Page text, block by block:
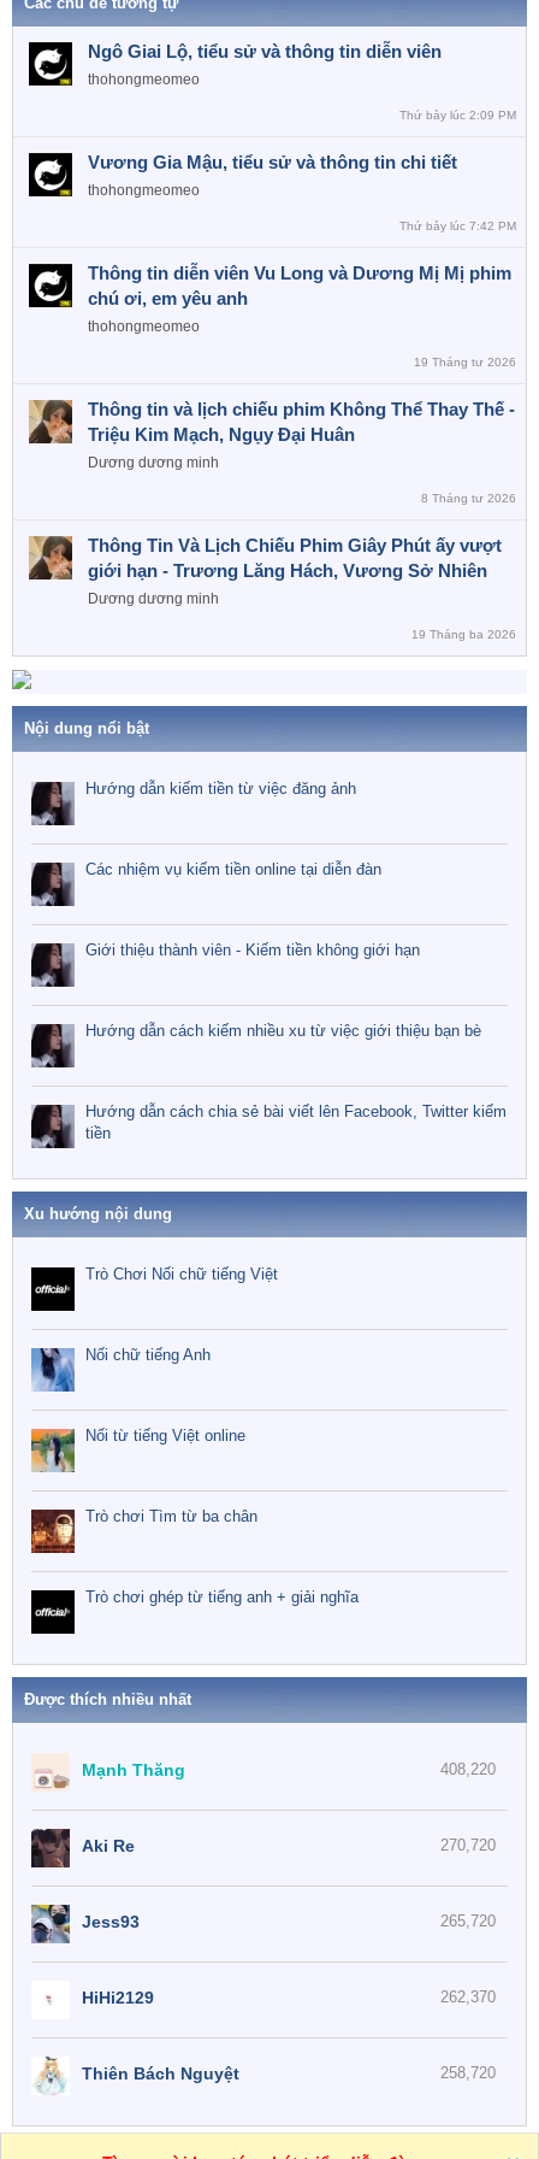
Ngô Giai Lộ, tiểu sử và thông tin diễn viên
thohongmeomeo
Thứ bảy lúc 2:09 PM
Vương Gia Mậu, tiểu sử và thông tin chi tiết
thohongmeomeo
Thứ bảy lúc 7:42 PM
Thông tin diễn viên Vu Long và Dương Mị Mị phim
chú ơi, em yêu anh
thohongmeomeo
19 Tháng tư 2026
Thông tin và lịch chiếu phim Không Thể Thay Thế -
Triệu Kim Mạch, Ngụy Đại Huân
Dương dương minh
8 Tháng tư 2026
Thông Tin Và Lịch Chiếu Phim Giây Phút ấy vượt
giới hạn - Trương Lăng Hách, Vương Sở Nhiên
Dương dương minh
19 Tháng ba 2026
Nội dung nổi bật
Hướng dẫn kiếm tiền từ việc đăng ảnh
Các nhiệm vụ kiếm tiền online tại diễn đàn
Giới thiệu thành viên - Kiếm tiền không giới hạn
Hướng dẫn cách kiếm nhiều xu từ việc giới thiệu bạn bè
Hướng dẫn cách chia sẻ bài viết lên Facebook, Twitter kiếm
tiền
Xu hướng nội dung
Trò Chơi Nối chữ tiếng Việt
Nối chữ tiếng Anh
Nối từ tiếng Việt online
Trò chơi Tìm từ ba chân
Trò chơi ghép từ tiếng anh + giải nghĩa
Được thích nhiều nhất
408,220
Mạnh Thăng
270,720
Aki Re
265,720
Jess93
262,370
HiHi2129
258,720
Thiên Bách Nguyệt